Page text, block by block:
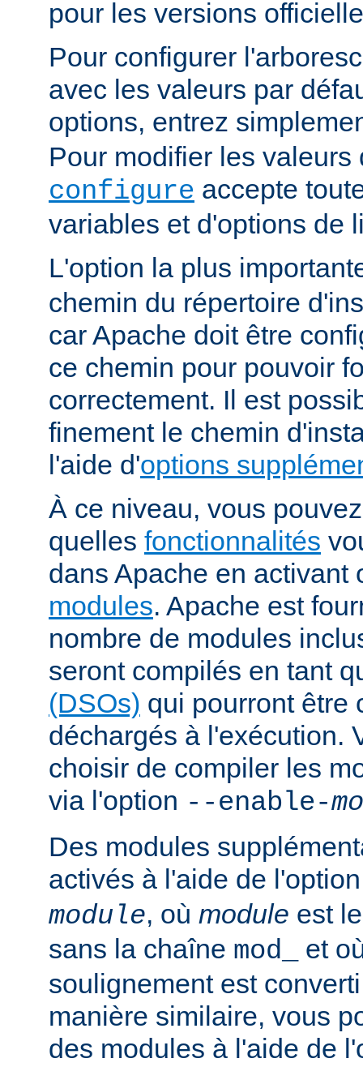
pour les versions
Pour configurer
avec les valeurs par
options, entrez
Pour modifier les valeurs
configure accepte
variables et d'options de
L'option la plus
chemin du répertoire
car Apache doit être
ce chemin pour pouvoir
correctement. Il est
finement le chemin
l'aide d'options
À ce niveau, vous
quelles fonctionnalités
dans Apache en activant
modules. Apache est
nombre de modules
seront compilés en tant
(DSOs) qui pourront être
déchargés à l'exécution.
choisir de compiler les
via l'option --enable-
Des modules
activés à l'aide de
module, où module est
sans la chaîne mod_
et
soulignement est
manière similaire, vous
des modules à l'aide de